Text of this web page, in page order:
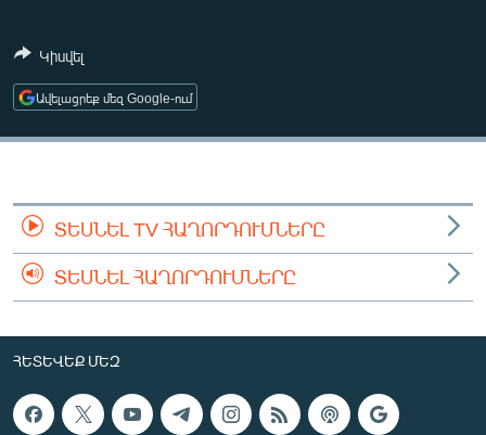
ՍՊՈՐՏ
ՄԵԿՆԱԲԱՆՈՒԹՅՈՒՆ
ԱՐԽԻՎ
ՏԵՍԱՆՅՈՒԹԵՐ
ԲԱՆԱՎԵՃ
ՓՈԴՔԱՍԹ
Հայերեն
Կիսվել
Ավելացրեք մեզ Google-ում
ՏԵՍՆԵԼ TV ՀԱՂՈՐԴՈՒՄՆԵՐԸ
ՏԵՍՆԵԼ ՀԱՂՈՐԴՈՒՄՆԵՐԸ
ՀԵՏԵՎԵՔ ՄԵԶ